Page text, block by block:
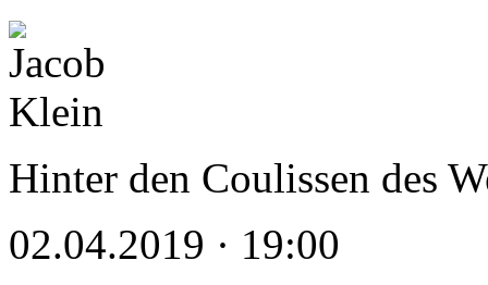
Hinter den Coulissen des
02.04.2019 · 19:00